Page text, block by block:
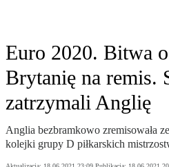
Euro 2020. Bitwa
Brytanię na remis.
zatrzymali Anglię
Anglia bezbramkowo zremisowała
kolejki grupy D piłkarskich